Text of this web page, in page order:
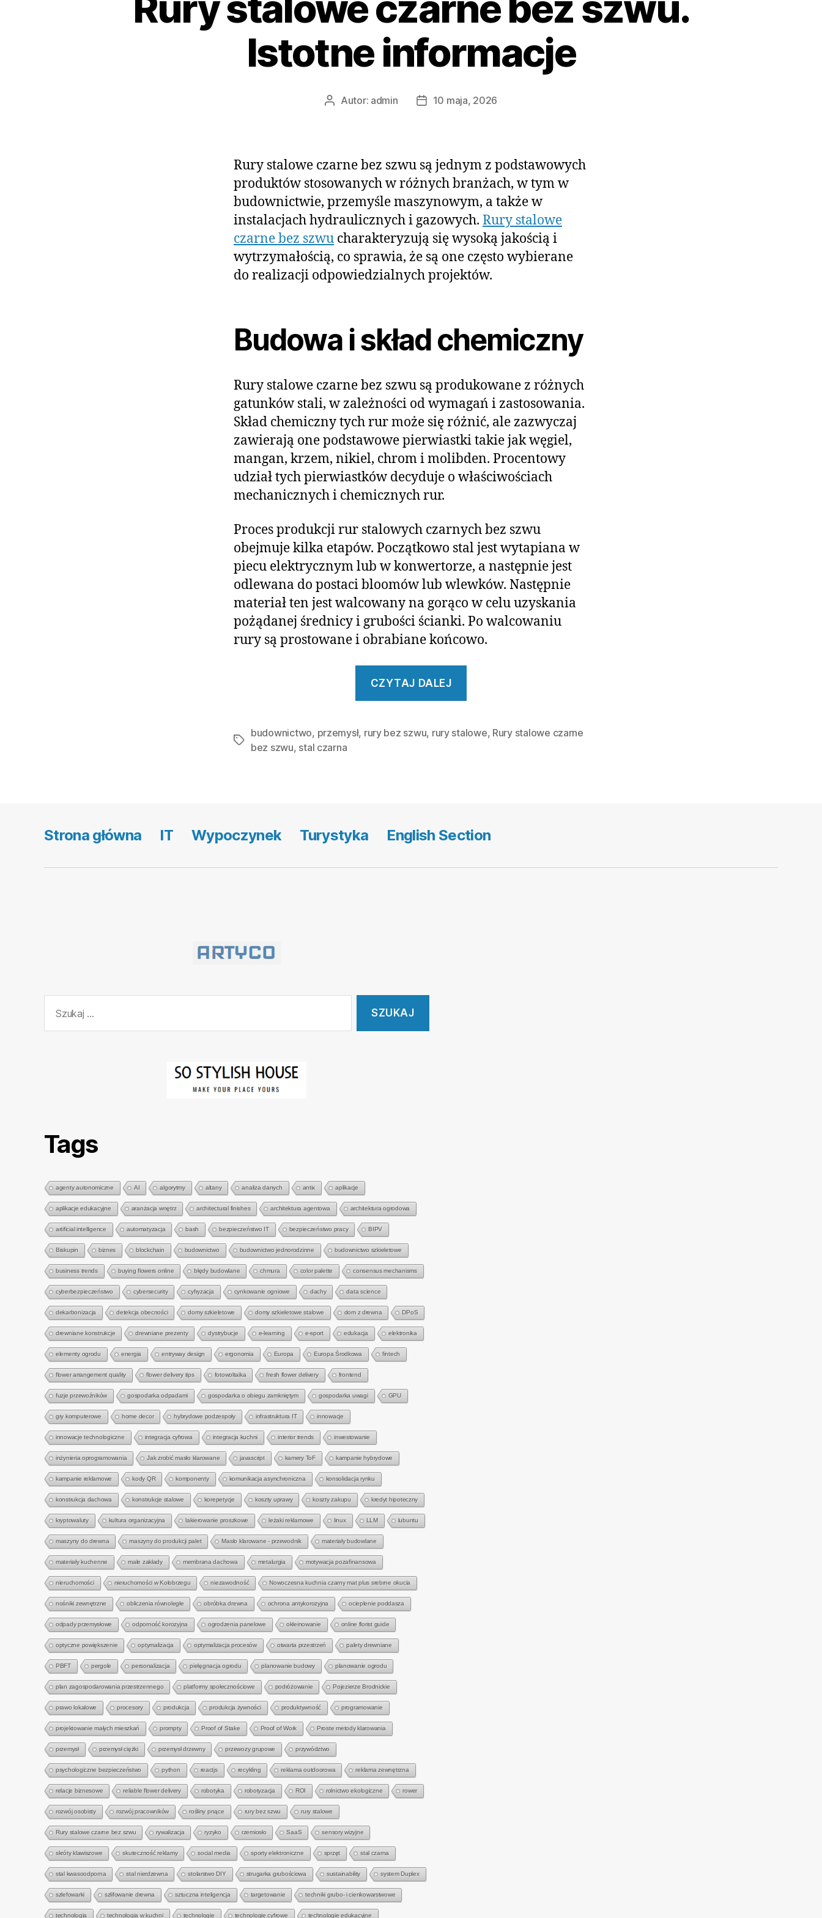
Istotne informacje
AutorAutor: admin
Data10 maja, 2026
Rury stalowe czarne bez szwu są jednym z podstawowych
produktów stosowanych w różnych branżach, w tym w
budownictwie, przemyśle maszynowym, a także w
instalacjach hydraulicznych i gazowych. Rury stalowe
czarne bez szwu charakteryzują się wysoką jakością i
wytrzymałością, co sprawia, że są one często wybierane
do realizacji odpowiedzialnych projektów.
Budowa i skład chemiczny
Rury stalowe czarne bez szwu są produkowane z różnych
gatunków stali, w zależności od wymagań i zastosowania.
Skład chemiczny tych rur może się różnić, ale zazwyczaj
zawierają one podstawowe pierwiastki takie jak węgiel,
mangan, krzem, nikiel, chrom i molibden. Procentowy
udział tych pierwiastków decyduje o właściwościach
mechanicznych i chemicznych rur.
Proces produkcji rur stalowych czarnych bez szwu
obejmuje kilka etapów. Początkowo stal jest wytapiana w
piecu elektrycznym lub w konwertorze, a następnie jest
odlewana do postaci bloomów lub wlewków. Następnie
materiał ten jest walcowany na gorąco w celu uzyskania
pożądanej średnicy i grubości ścianki. Po walcowaniu
rury są prostowane i obrabiane końcowo.
CZYTAJ DALEJ
bez
Tagi
budownictwo, przemysł, rury bez szwu, rury stalowe, Rury stalowe czarne
bez szwu, stal czarna
Strona główna IT Wypoczynek Turystyka English Section
Tags
agenty autonomiczne AI algorytmy altany analiza danych antix aplikacje
aplikacje edukacyjne aranżacja wnętrz architectural finishes architektura agentowa architektura ogrodowa
artificial intelligence automatyzacja bash bezpieczeństwo IT bezpieczeństwo pracy BIPV
Biskupin biznes blockchain budownictwo budownictwo jednorodzinne budownictwo szkieletowe
business trends buying flowers online błędy budowlane chmura color palette consensus mechanisms
cyberbezpieczeństwo cybersecurity cyfryzacja cynkowanie ogniowe dachy data science
dekarbonizacja detekcja obecności domy szkieletowe domy szkieletowe stalowe dom z drewna DPoS
drewniane konstrukcje drewniane prezenty dystrybucje e-learning e-sport edukacja elektronika
elementy ogrodu energia entryway design ergonomia Europa Europa Środkowa fintech
flower arrangement quality flower delivery tips fotowoltaika fresh flower delivery frontend
fuzje przewoźników gospodarka odpadami gospodarka o obiegu zamkniętym gospodarka uwagi GPU
gry komputerowe home decor hybrydowe podzespoły infrastruktura IT innowacje
innowacje technologiczne integracja cyfrowa integracja kuchni interior trends inwestowanie
inżynieria oprogramowania Jak zrobić masło klarowane javascript kamery ToF kampanie hybrydowe
kampanie reklamowe kody QR komponenty komunikacja asynchroniczna konsolidacja rynku
konstrukcja dachowa konstrukcje stalowe korepetycje koszty uprawy koszty zakupu kredyt hipoteczny
kryptowaluty kultura organizacyjna lakierowanie proszkowe leżaki reklamowe linux LLM lubuntu
maszyny do drewna maszyny do produkcji palet Masło klarowane - przewodnik materiały budowlane
materiały kuchenne małe zakłady membrana dachowa metalurgia motywacja pozafinansowa
nieruchomości nieruchomości w Kołobrzegu niezawodność Nowoczesna kuchnia czarny mat plus srebrne okucia
nośniki zewnętrzne obliczenia równoległe obróbka drewna ochrona antykorozyjna ocieplenie poddasza
odpady przemysłowe odporność korozyjna ogrodzenia panelowe okleinowanie online florist guide
optyczne powiększenie optymalizacja optymalizacja procesów otwarta przestrzeń palety drewniane
PBFT pergole personalizacja pielęgnacja ogrodu planowanie budowy planowanie ogrodu
plan zagospodarowania przestrzennego platformy społecznościowe podróżowanie Pojezierze Brodnickie
prawo lokalowe procesory produkcja produkcja żywności produktywność programowanie
projektowanie małych mieszkań prompty Proof of Stake Proof of Work Proste metody klarowania
przemysł przemysł ciężki przemysł drzewny przewozy grupowe przywództwo
psychologiczne bezpieczeństwo python reactjs recykling reklama outdoorowa reklama zewnętrzna
relacje biznesowe reliable flower delivery robotyka robotyzacja ROI rolnictwo ekologiczne rower
rozwój osobisty rozwój pracowników rośliny pnące rury bez szwu rury stalowe
Rury stalowe czarne bez szwu rywalizacja ryzyko rzemiosło SaaS sensory wizyjne
skróty klawiszowe skuteczność reklamy social media sporty elektroniczne sprzęt stal czarna
stal kwasoodporna stal nierdzewna stolarstwo DIY strugarka grubościowa sustainability system Duplex
szlefowarki szlifowanie drewna sztuczna inteligencja targetowanie techniki grubo- i cienkowarstwowe
technologia technologia w kuchni technologie technologie cyfrowe technologie edukacyjne